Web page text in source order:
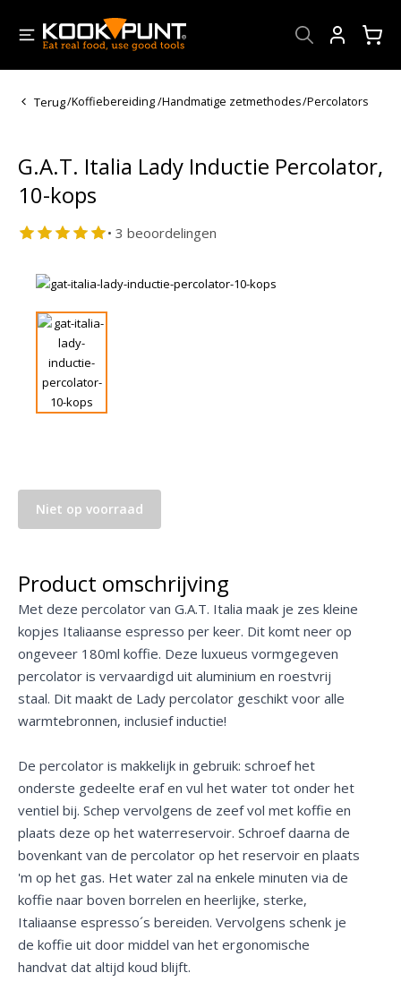
Terug/Koffiebereiding/Handmatige zetmethodes/Percolators
G.A.T. Italia Lady Inductie Percolator,
10-kops
• 3 beoordelingen
Niet op voorraad
Product omschrijving
Met deze percolator van G.A.T. Italia maak je zes kleine
kopjes Italiaanse espresso per keer. Dit komt neer op
ongeveer 180ml koffie. Deze luxueus vormgegeven
percolator is vervaardigd uit aluminium en roestvrij
staal. Dit maakt de Lady percolator geschikt voor alle
warmtebronnen, inclusief inductie!
De percolator is makkelijk in gebruik: schroef het
onderste gedeelte eraf en vul het water tot onder het
ventiel bij. Schep vervolgens de zeef vol met koffie en
plaats deze op het waterreservoir. Schroef daarna de
bovenkant van de percolator op het reservoir en plaats
'm op het gas. Het water zal na enkele minuten via de
koffie naar boven borrelen en heerlijke, sterke,
Italiaanse espresso´s bereiden. Vervolgens schenk je
de koffie uit door middel van het ergonomische
handvat dat altijd koud blijft.